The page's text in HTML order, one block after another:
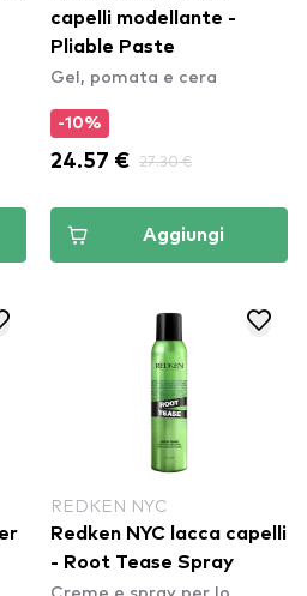
capelli modellante -
Pliable Paste
Gel, pomata e cera
-10%
24.57 € 27.30 €
Aggiungi
REDKEN NYC
Redken NYC lacca capelli
- Root Tease Spray
Creme e spray per lo